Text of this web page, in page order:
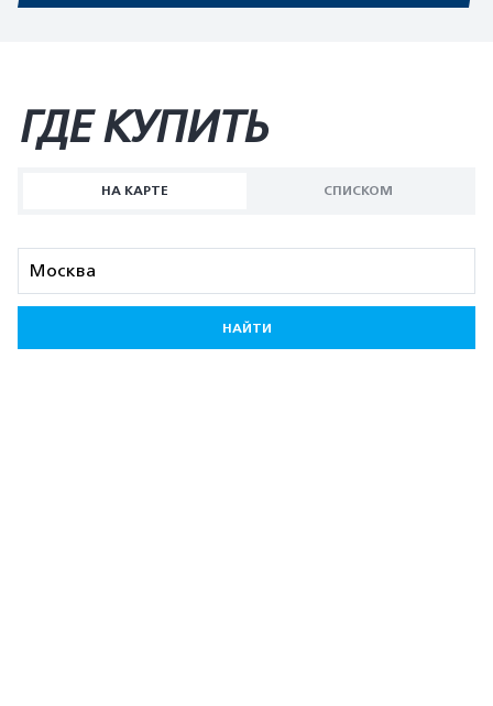
ГДЕ КУПИТЬ
НА КАРТЕ СПИСКОМ
НАЙТИ